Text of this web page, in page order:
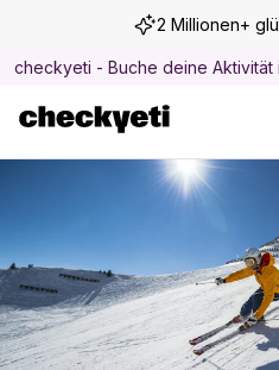
2 Millionen+
checkyeti - Buche deine Aktivität